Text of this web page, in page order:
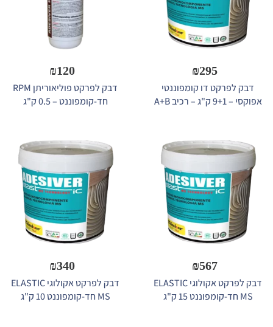
₪295
דבק לפרקט דו קומפוננטי
אפוקסי – 9+1 ק"ג – רכיב A+B
₪120
דבק לפרקט פוליאוריתן RPM
חד-קומפוננט – 0.5 ק"ג
₪567
דבק לפרקט אקולוגי ELASTIC
MS חד-קומפוננט 15 ק"ג
₪340
דבק לפרקט אקולוגי ELASTIC
MS חד-קומפוננט 10 ק"ג